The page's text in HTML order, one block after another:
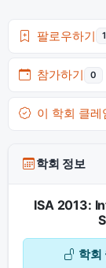
팔로우하기 1
참가하기 0
이 학회 클레
학회 정보
ISA 2013:
학회